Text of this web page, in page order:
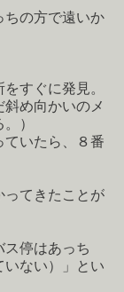
ちの方で遠いか
すぐに発見。
斜め向かいのメ
）
ていたら、８番
ってきたことが
ス停はあっち
いない）」とい